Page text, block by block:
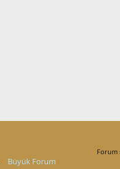
Forum
Büyük Forum